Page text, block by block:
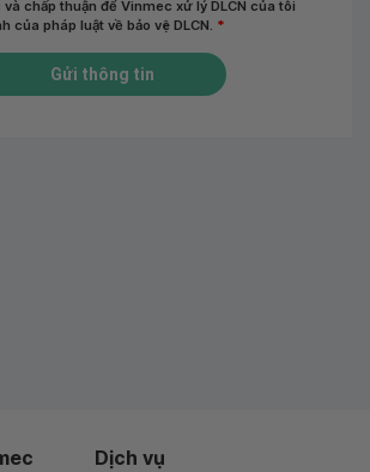
và chấp thuận để Vinmec xử lý DLCN của tôi
của pháp luật về bảo vệ DLCN. *
Gửi thông tin
Dịch vụ